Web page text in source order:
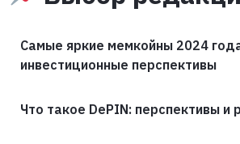
Самые яркие мемкойны 2024
инвестиционные перспективы
Что такое DePIN: перспективы и